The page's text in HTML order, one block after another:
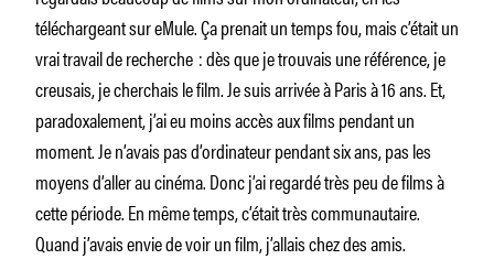
téléchargeant sur eMule. Ça prenait un temps fou, mais c’était un
vrai travail de recherche : dès que je trouvais une référence, je
creusais, je cherchais le film. Je suis arrivée à Paris à 16 ans. Et,
paradoxalement, j’ai eu moins accès aux films pendant un
moment. Je n’avais pas d’ordinateur pendant six ans, pas les
moyens d’aller au cinéma. Donc j’ai regardé très peu de films à
cette période. En même temps, c’était très communautaire.
Quand j’avais envie de voir un film, j’allais chez des amis.